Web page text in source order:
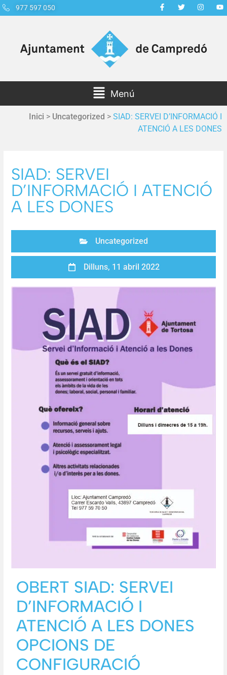
977 597 050
Menú
Inici > Uncategorized > SIAD: SERVEI D’INFORMACIÓ I
ATENCIÓ A LES DONES
SIAD: SERVEI
D’INFORMACIÓ I ATENCIÓ
A LES DONES
Uncategorized
Dilluns, 11 abril 2022
OBERT SIAD: SERVEI
D’INFORMACIÓ I
ATENCIÓ A LES DONES
OPCIONS DE
CONFIGURACIÓ